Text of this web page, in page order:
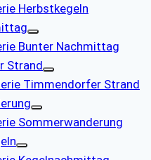
Herbstkegeln
Bunter Nachmittag
Strand
Timmendorfer Strand
Sommerwanderung